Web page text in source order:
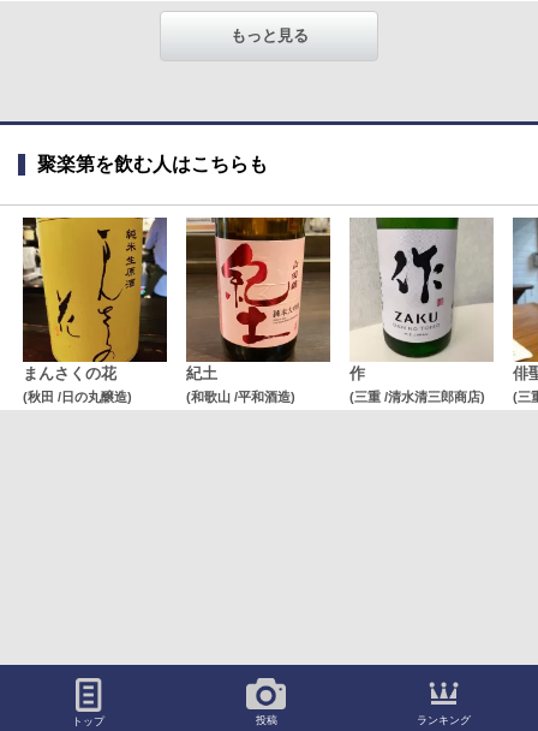
もっと見る
聚楽第を飲む人はこちらも
まんさくの花
(秋田 /日の丸醸造)
紀土
(和歌山 /平和酒造)
作
(三重 /清水清三郎商店)
俳
(三
トップ 投稿 ランキング